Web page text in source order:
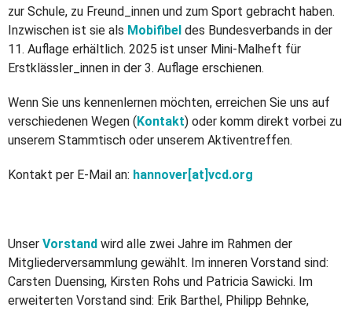
zur Schule, zu Freund_innen und zum Sport gebracht haben.
Inzwischen ist sie als Mobifibel des Bundesverbands in der
11. Auflage erhältlich. 2025 ist unser Mini-Malheft für
Erstklässler_innen in der 3. Auflage erschienen.
Wenn Sie uns kennenlernen möchten, erreichen Sie uns auf
verschiedenen Wegen (Kontakt) oder komm direkt vorbei zu
unserem Stammtisch oder unserem Aktiventreffen.
Kontakt per E-Mail an: hannover[at]vcd.org
Unser Vorstand wird alle zwei Jahre im Rahmen der
Mitgliederversammlung gewählt. Im inneren Vorstand sind:
Carsten Duensing, Kirsten Rohs und Patricia Sawicki. Im
erweiterten Vorstand sind: Erik Barthel, Philipp Behnke,